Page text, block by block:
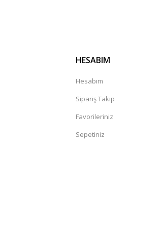
HESABIM
Hesabım
Sipariş Takip
Favorileriniz
Sepetiniz